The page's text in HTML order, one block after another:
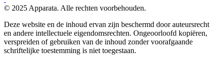
© 2025 Apparata. Alle rechten voorbehouden.
Deze website en de inhoud ervan zijn beschermd door auteursrecht
en andere intellectuele eigendomsrechten. Ongeoorloofd kopiëren,
verspreiden of gebruiken van de inhoud zonder voorafgaande
schriftelijke toestemming is niet toegestaan.